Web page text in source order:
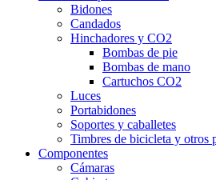
Bidones
Candados
Hinchadores y CO2
Bombas de pie
Bombas de mano
Cartuchos CO2
Luces
Portabidones
Soportes y caballetes
Timbres de bicicleta y otros
Componentes
Cámaras